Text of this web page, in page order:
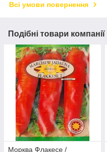
Всі умови повернення
Подібні товари компанії
Морква Флакесе /